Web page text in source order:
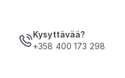
Kysyttävää?
+358 400 173 298